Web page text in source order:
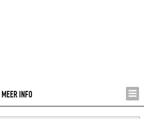
MEER INFO